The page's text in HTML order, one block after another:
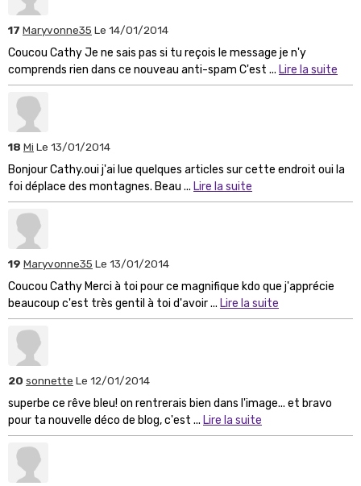
17 Maryvonne35 Le 14/01/2014
Coucou Cathy Je ne sais pas si tu reçois le message je n'y
comprends rien dans ce nouveau anti-spam C'est ... Lire la suite
18 Mi Le 13/01/2014
Bonjour Cathy.oui j'ai lue quelques articles sur cette endroit oui la
foi déplace des montagnes. Beau ... Lire la suite
19 Maryvonne35 Le 13/01/2014
Coucou Cathy Merci à toi pour ce magnifique kdo que j'apprécie
beaucoup c'est très gentil à toi d'avoir ... Lire la suite
20 sonnette Le 12/01/2014
superbe ce rêve bleu! on rentrerais bien dans l'image... et bravo
pour ta nouvelle déco de blog, c'est ... Lire la suite